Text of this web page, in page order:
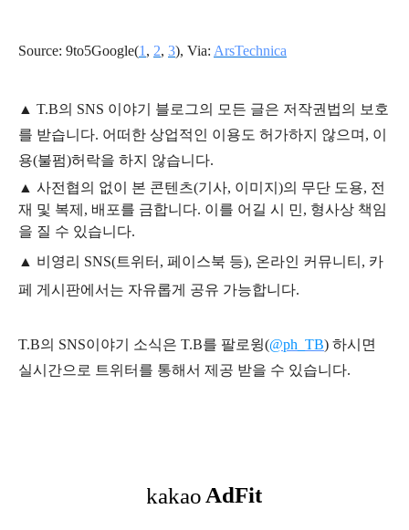
Source: 9to5Google(1 , 2, 3), Via: ArsTechnica
▲ T.B의 SNS 이야기 블 로그의 모든 글은 저작권법의 보호
를 받습니다. 어떠한 상업적인 이용도 허가하지 않으며, 이
용(불펌)허락을 하지 않습니다.
▲ 사전협의 없이 본 콘텐츠(기사, 이미지)의 무단 도용, 전
재 및 복제, 배포를 금합니다. 이를 어길 시 민, 형사상 책임
을 질 수 있습니다.
▲ 비영리 SNS(트위터, 페이스북 등), 온라인 커뮤니티, 카
페 게시판에서는 자유롭게 공유 가능합니다.
T.B의 SNS이야기 소식은 T.B를 팔로윙(@ph_TB) 하시면
실시간으로 트위터를 통해서 제공 받을 수 있습니다.